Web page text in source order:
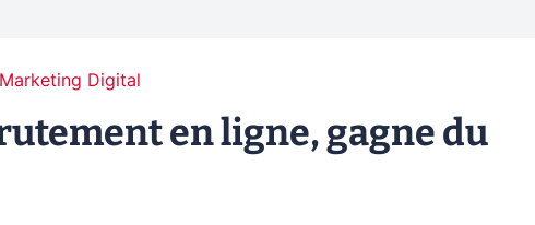
Digital
en ligne, gagne du